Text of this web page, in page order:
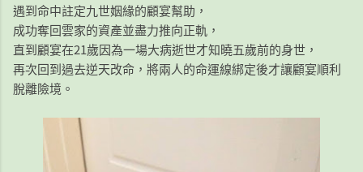
遇到命中註定九世姻緣的顧宴幫助，
成功奪回雲家的資產並盡力推向正軌，
直到顧宴在21歲因為一場大病逝世才知曉五歲前的身世，
再次回到過去逆天改命，將兩人的命運線綁定後才讓顧宴順利
脫離險境。